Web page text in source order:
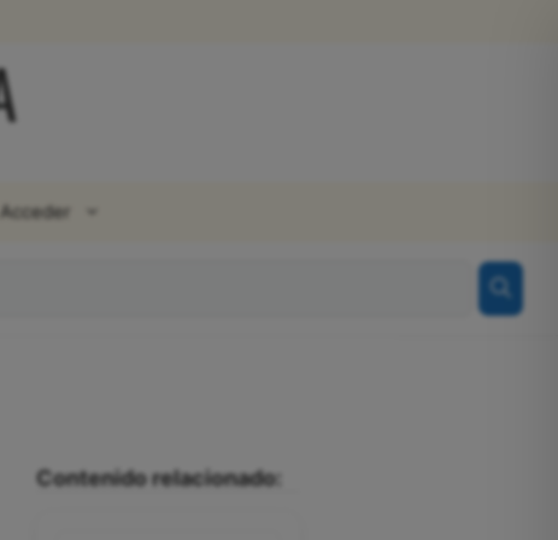
Acceder
Contenido relacionado: